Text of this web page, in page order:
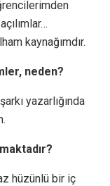
kaynağımdır.
neden?
yazarlığında
hüzünlü bir iç